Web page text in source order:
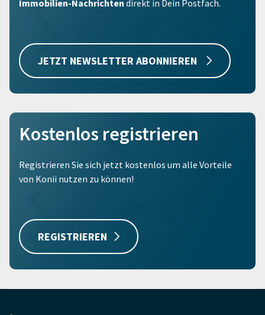
Immobilien-Nachrichten direkt in Dein Postfach.
JETZT NEWSLETTER ABONNIEREN
Kostenlos registrieren
Registrieren Sie sich jetzt kostenlos um alle Vorteile
von Konii nutzen zu können!
REGISTRIEREN